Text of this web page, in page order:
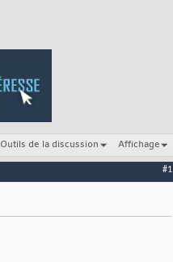
Outils de la discussion Affichage
#1